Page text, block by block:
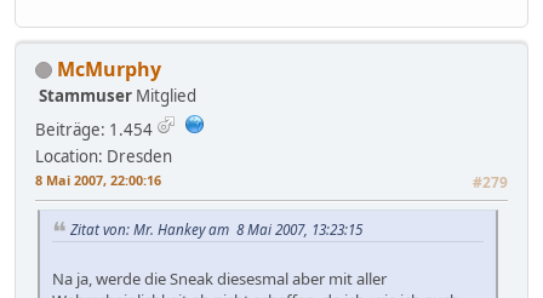
McMurphy
Stammuser Mitglied
Beiträge: 1.454
Location: Dresden
8 Mai 2007, 22:00:16 #279
Zitat von: Mr. Hankey am 8 Mai 2007, 13:23:15
Na ja, werde die Sneak diesesmal aber mit aller